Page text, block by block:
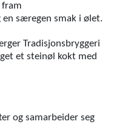
fram
en særegen smak i ølet.
Tradisjonsbryggeri
et steinøl kokt med
og samarbeider seg